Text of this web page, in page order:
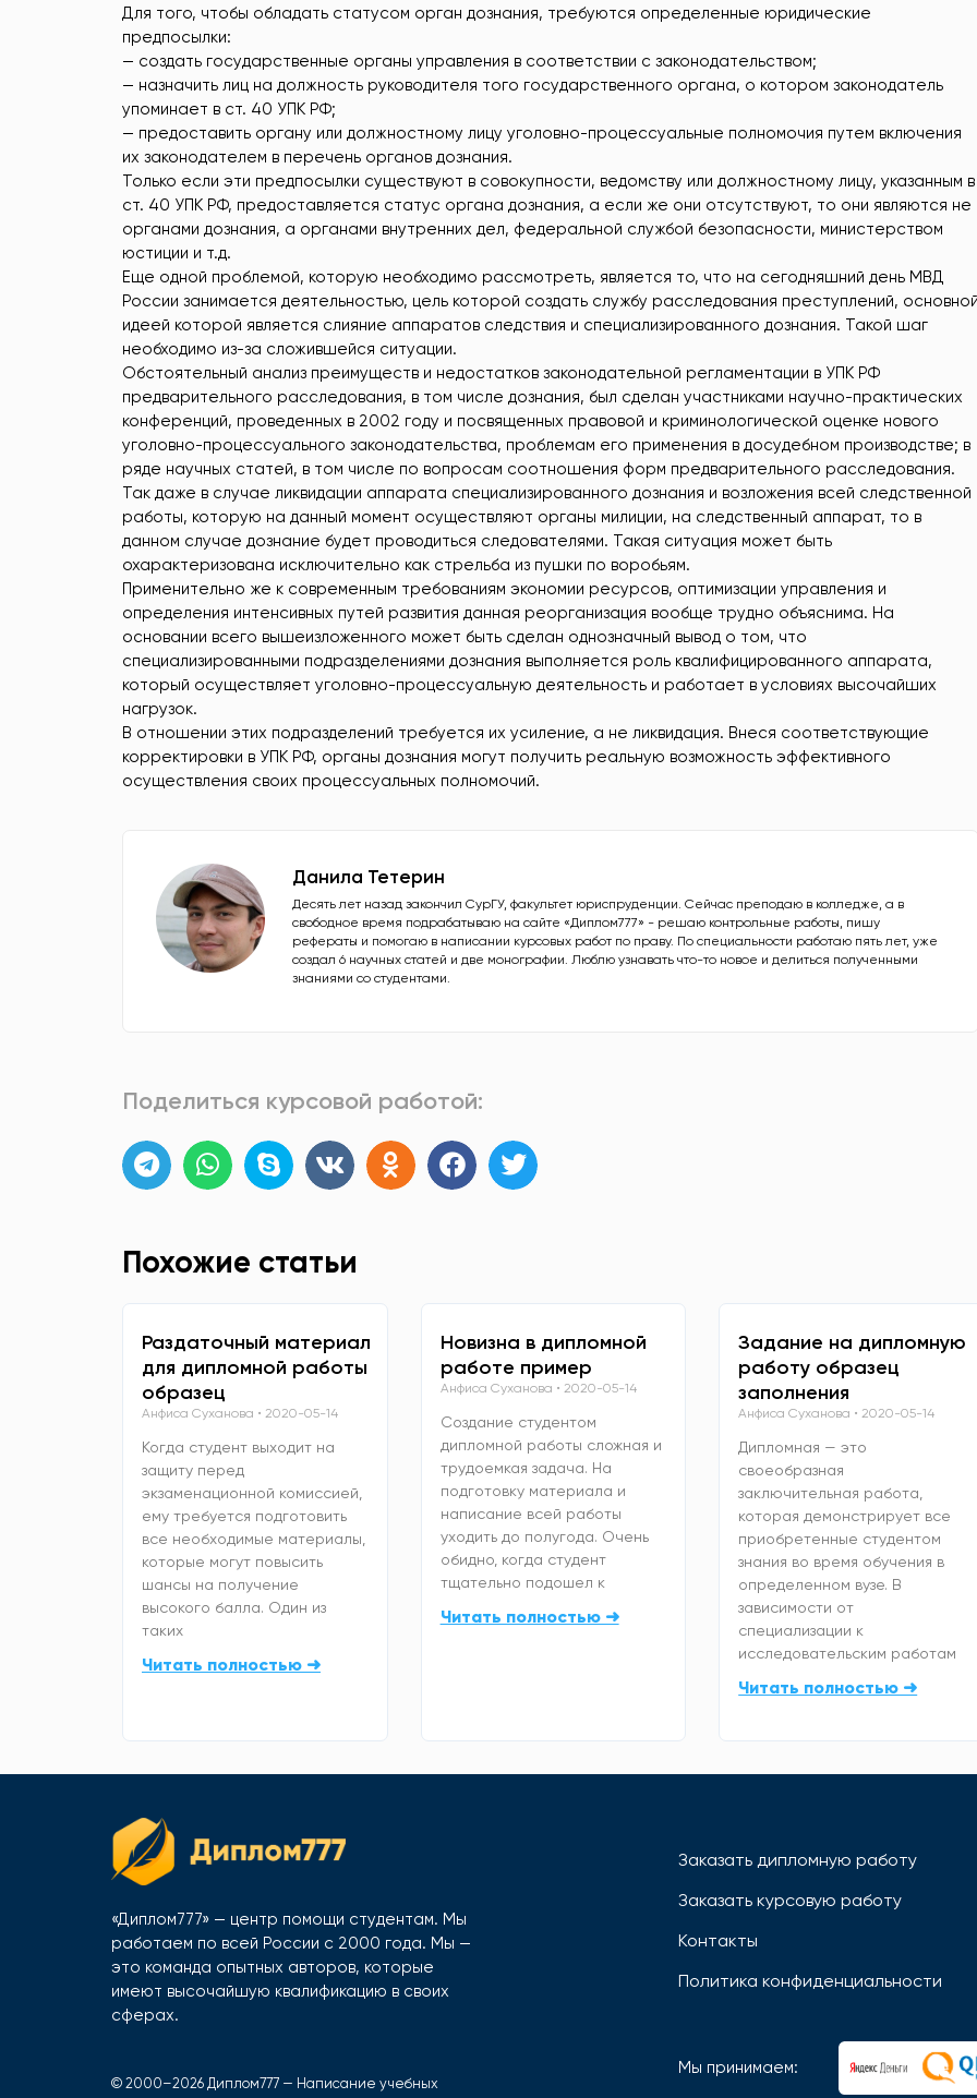
Для того, чтобы обладать статусом орган дознания, требуются определенные юридические
предпосылки:
— создать государственные органы управления в соответствии с законодательством;
— назначить лиц на должность руководителя того государственного органа, о котором законодатель
упоминает в ст. 40 УПК РФ;
— предоставить органу или должностному лицу уголовно-процессуальные полномочия путем включения
их законодателем в перечень органов дознания.
Только если эти предпосылки существуют в совокупности, ведомству или должностному лицу, указанным в
ст. 40 УПК РФ, предоставляется статус органа дознания, а если же они отсутствуют, то они являются не
органами дознания, а органами внутренних дел, федеральной службой безопасности, министерством
юстиции и т.д.
Еще одной проблемой, которую необходимо рассмотреть, является то, что на сегодняшний день МВД
России занимается деятельностью, цель которой создать службу расследования преступлений,
идеей которой является слияние аппаратов следствия и специализированного дознания. Такой шаг
необходимо из-за сложившейся ситуации.
Обстоятельный анализ преимуществ и недостатков законодательной регламентации в УПК РФ
предварительного расследования, в том числе дознания, был сделан участниками научно-практических
конференций, проведенных в 2002 году и посвященных правовой и криминологической оценке нового
уголовно-процессуального законодательства, проблемам его применения в досудебном производстве; в
ряде научных статей, в том числе по вопросам соотношения форм предварительного расследования.
Так даже в случае ликвидации аппарата специализированного дознания и возложения всей следственной
работы, которую на данный момент осуществляют органы милиции, на следственный аппарат, то в
данном случае дознание будет проводиться следователями. Такая ситуация может быть
охарактеризована исключительно как стрельба из пушки по воробьям.
Применительно же к современным требованиям экономии ресурсов, оптимизации управления и
определения интенсивных путей развития данная реорганизация вообще трудно объяснима. На
основании всего вышеизложенного может быть сделан однозначный вывод о том, что
специализированными подразделениями дознания выполняется роль квалифицированного аппарата,
который осуществляет уголовно-процессуальную деятельность и работает в условиях высочайших
нагрузок.
В отношении этих подразделений требуется их усиление, а не ликвидация. Внеся соответствующие
корректировки в УПК РФ, органы дознания могут получить реальную возможность эффективного
осуществления своих процессуальных полномочий.
Данила Тетерин
Десять лет назад закончил СурГУ, факультет юриспруденции. Сейчас преподаю в колледже, а в
свободное время подрабатываю на сайте «Диплом777» - решаю контрольные работы, пишу
рефераты и помогаю в написании курсовых работ по праву. По специальности работаю пять лет, уже
создал 6 научных статей и две монографии. Люблю узнавать что-то новое и делиться полученными
знаниями со студентами.
Поделиться курсовой работой:
Похожие статьи
Раздаточный материал
для дипломной работы
образец
Анфиса Суханова 2020-05-14
Когда студент выходит на
защиту перед
экзаменационной комиссией,
ему требуется подготовить
все необходимые материалы,
которые могут повысить
шансы на получение
высокого балла. Один из
таких
Читать полностью ➜
Новизна в дипломной
работе пример
Анфиса Суханова 2020-05-14
Создание студентом
дипломной работы сложная и
трудоемкая задача. На
подготовку материала и
написание всей работы
уходить до полугода. Очень
обидно, когда студент
тщательно подошел к
Читать полностью ➜
Задание на дипломную
работу образец
заполнения
Анфиса Суханова 2020-05-14
Дипломная — это
своеобразная
заключительная работа,
которая демонстрирует все
приобретенные студентом
знания во время обучения в
определенном вузе. В
зависимости от
специализации к
исследовательским работам
Читать полностью ➜
«Диплом777» — центр помощи студентам. Мы
работаем по всей России с 2000 года. Мы —
это команда опытных авторов, которые
имеют высочайшую квалификацию в своих
сферах.
© 2000–2026 Диплом777 — Написание учебных
Заказать дипломную работу
Заказать курсовую работу
Контакты
Политика конфиденциальности
Мы принимаем: